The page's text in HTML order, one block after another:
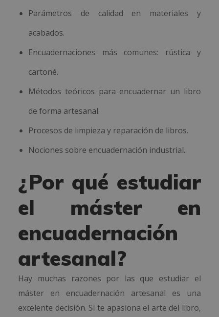
Parámetros de calidad en materiales y
acabados.
Encuadernaciones más comunes: rústica y
cartoné.
Métodos teóricos para encuadernar un libro
de forma artesanal.
Procesos de limpieza y reparación de libros.
Nociones sobre encuadernación industrial.
¿Por qué estudiar
el máster en
encuadernación
artesanal?
Hay muchas razones por las que estudiar el
máster en encuadernación artesanal es una
excelente decisión. Si te apasiona el arte del libro,